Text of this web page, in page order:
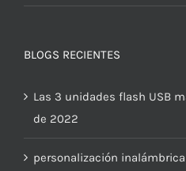
BLOGS RECIENTES
Las 3 unidades flash USB
de 2022
personalización